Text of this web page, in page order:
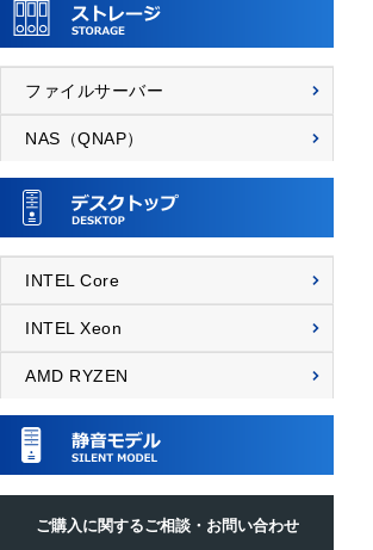
ファイルサーバー
NAS（QNAP）
INTEL Core
INTEL Xeon
AMD RYZEN
ご購入に関するご相談・お問い合わせ